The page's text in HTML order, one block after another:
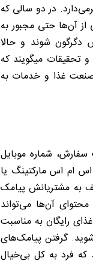
در دو سالی که
بعضی‌ از آن‌ها حتی مجبور به
شوند و حالا
رستورا‌هایی که با این تغییرات همراه نیستند، ممکن است آرام آرام رو به تعطیلی بروند. نظرسنجی‎‌ها و تحقیقات می‎گویند که
غذا و خدمات به
سفارش، شماره موبایل
اس ام اس مارکتینگ یا
به مشتریانش پیامک
آن‌ها می‌تواند
رایگان به مناسبت
گرفتن پیامک‌های
که فرد به کل بی‌خیال